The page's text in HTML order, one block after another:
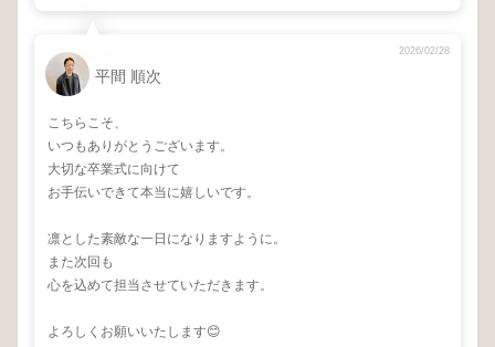
平間 順次
2026/02/28
こちらこそ、
いつもありがとうございます。
大切な卒業式に向けて
お手伝いできて本当に嬉しいです。
凛とした素敵な一日になりますように。
また次回も
心を込めて担当させていただきます。
よろしくお願いいたします😊